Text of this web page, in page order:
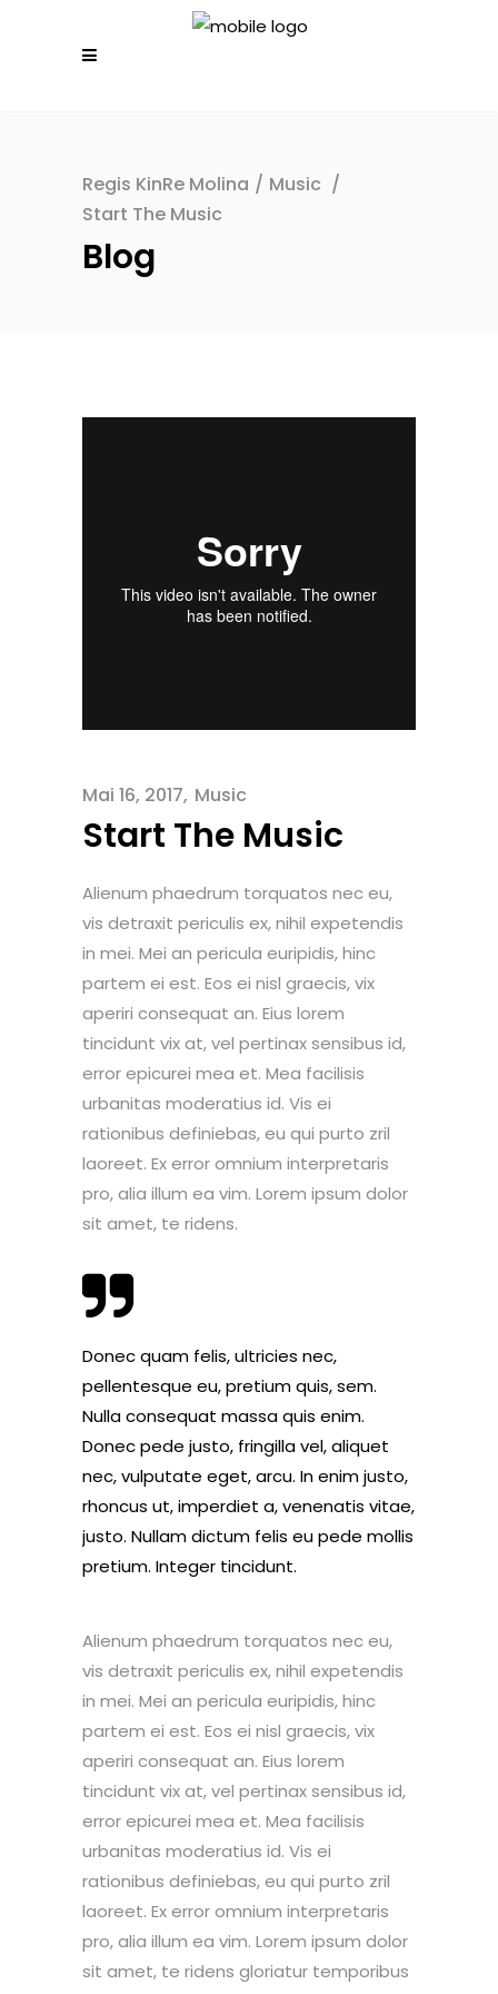
Regis KinRe Molina / Music /
Start The Music
Blog
Mai 16, 2017 Music
Start The Music
Alienum phaedrum torquatos nec eu,
vis detraxit periculis ex, nihil expetendis
in mei. Mei an pericula euripidis, hinc
partem ei est. Eos ei nisl graecis, vix
aperiri consequat an. Eius lorem
tincidunt vix at, vel pertinax sensibus id,
error epicurei mea et. Mea facilisis
urbanitas moderatius id. Vis ei
rationibus definiebas, eu qui purto zril
laoreet. Ex error omnium interpretaris
pro, alia illum ea vim. Lorem ipsum dolor
sit amet, te ridens.
Donec quam felis, ultricies nec,
pellentesque eu, pretium quis, sem.
Nulla consequat massa quis enim.
Donec pede justo, fringilla vel, aliquet
nec, vulputate eget, arcu. In enim justo,
rhoncus ut, imperdiet a, venenatis vitae,
justo. Nullam dictum felis eu pede mollis
pretium. Integer tincidunt.
Alienum phaedrum torquatos nec eu,
vis detraxit periculis ex, nihil expetendis
in mei. Mei an pericula euripidis, hinc
partem ei est. Eos ei nisl graecis, vix
aperiri consequat an. Eius lorem
tincidunt vix at, vel pertinax sensibus id,
error epicurei mea et. Mea facilisis
urbanitas moderatius id. Vis ei
rationibus definiebas, eu qui purto zril
laoreet. Ex error omnium interpretaris
pro, alia illum ea vim. Lorem ipsum dolor
sit amet, te ridens gloriatur temporibus